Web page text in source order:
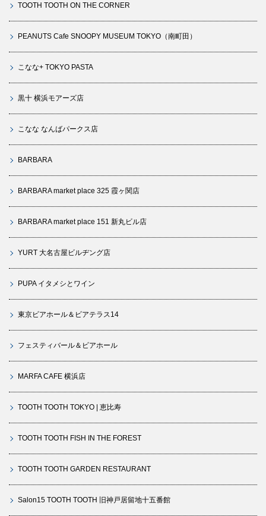
TOOTH TOOTH ON THE CORNER
PEANUTS Cafe SNOOPY MUSEUM TOKYO（南町田）
こなな+ TOKYO PASTA
黒十 横浜モアーズ店
こなな なんばパークス店
BARBARA
BARBARA market place 325 霞ヶ関店
BARBARA market place 151 新丸ビル店
YURT 大名古屋ビルヂング店
PUPA イタメシとワイン
東京ビアホール＆ビアテラス14
フェスティバール＆ビアホール
MARFA CAFE 横浜店
TOOTH TOOTH TOKYO | 恵比寿
TOOTH TOOTH FISH IN THE FOREST
TOOTH TOOTH GARDEN RESTAURANT
Salon15 TOOTH TOOTH 旧神戸居留地十五番館